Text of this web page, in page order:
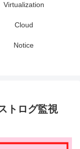
Virtualization
Cloud
Notice
トログ監視